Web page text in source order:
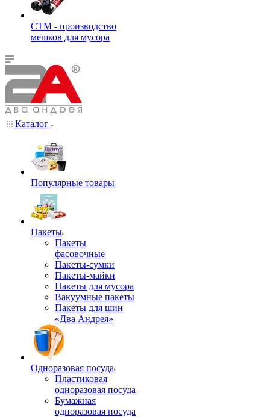
СТМ - производство
мешков для мусора
Каталог
Популярные товары
Пакеты
Пакеты
фасовочные
Пакеты-сумки
Пакеты-майки
Пакеты для мусора
Вакуумные пакеты
Пакеты для шин
«Два Андрея»
Одноразовая посуда
Пластиковая
одноразовая посуда
Бумажная
одноразовая посуда